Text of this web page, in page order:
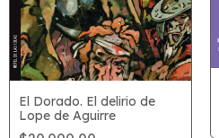
El Dorado. El delirio de
Lope de Aguirre